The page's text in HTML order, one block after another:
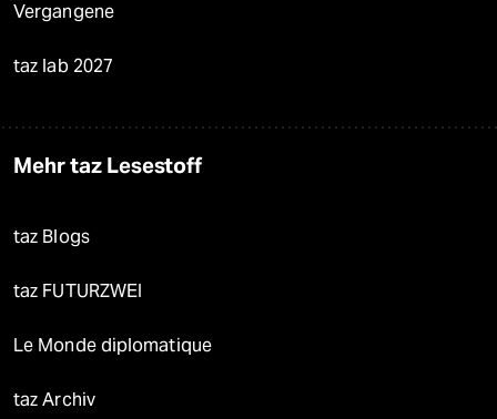
Vergangene
taz lab 2027
Mehr taz Lesestoff
taz Blogs
taz FUTURZWEI
Le Monde diplomatique
taz Archiv